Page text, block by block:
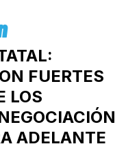
FUERTES
LOS
ADELANTE